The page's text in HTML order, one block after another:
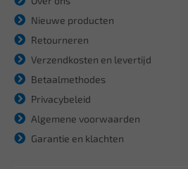
Nieuwe producten
Retourneren
Verzendkosten en levertijd
Betaalmethodes
Privacybeleid
Algemene voorwaarden
Garantie en klachten